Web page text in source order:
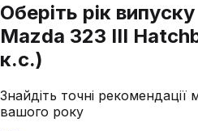
Оберіть рік
Mazda 323 III
к.с.)
Знайдіть точні
вашого року